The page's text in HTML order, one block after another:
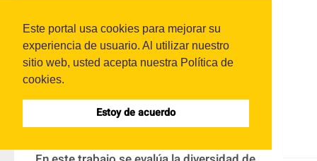
Este portal usa cookies para mejorar su
experiencia de usuario. Al utilizar nuestro
sitio web, usted acepta nuestra Política de
cookies.
Estoy de acuerdo
La restauración ecológica es una
alternativa orientada a la recuperación de
ecosistemas, razón por la cual, es
fundamental el seguimiento de esta
estrategia en el tiempo, con el fin de
establecer los posibles cambios sobre la